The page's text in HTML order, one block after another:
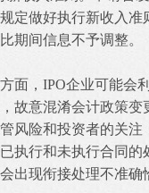
定做好执行新收入准
期间信息不予调整。
面，IPO企业可能会
故意混淆会计政策变
风险和投资者的关注
执行和未执行合同的
出现衔接处理不准确